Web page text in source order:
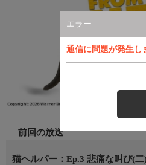
エラー
通信に問題が発生し
前回の放送
猫ヘルパー：Ep.3 悲痛な叫び(二